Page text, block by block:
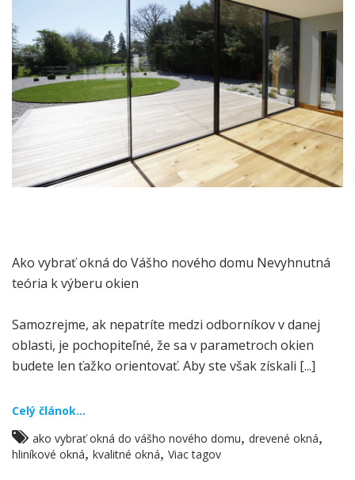
Ako vybrať okná do Vášho nového domu Nevyhnutná
teória k výberu okien
Samozrejme, ak nepatríte medzi odborníkov v danej
oblasti, je pochopiteľné, že sa v parametroch okien
budete len ťažko orientovať. Aby ste však získali [...]
Celý článok...
ako vybrať okná do vášho nového domu drevené okná
hliníkové okná kvalitné okná Viac tagov